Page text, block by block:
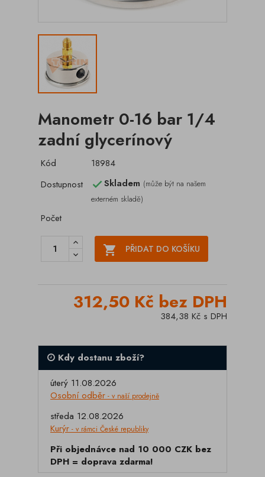
Manometr 0-16 bar 1/4
zadní glycerínový
Kód
18984
Dostupnost
Skladem (může být na našem
externém skladě)
Počet
 PŘIDAT DO KOŠÍKU
312,50 Kč bez DPH
384,38 Kč s DPH
Kdy dostanu zboží?
úterý 11.08.2026
Osobní odběr - v naší prodejně
středa 12.08.2026
Kurýr - v rámci České republiky
Při objednávce nad 10 000 CZK bez
DPH = doprava zdarma!